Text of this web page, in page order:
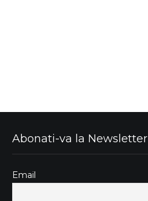
Abonati-va la Newsletter
Email